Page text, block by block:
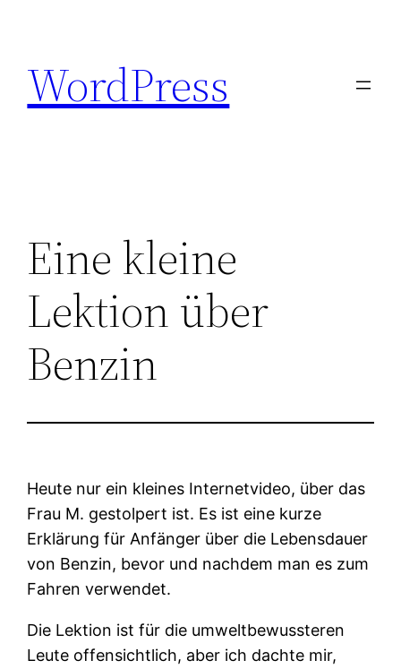
springen
WordPress
Eine kleine
Lektion über
Benzin
Heute nur ein kleines Internetvideo, über das
Frau M. gestolpert ist. Es ist eine kurze
Erklärung für Anfänger über die Lebensdauer
von Benzin, bevor und nachdem man es zum
Fahren verwendet.
Die Lektion ist für die umweltbewussteren
Leute offensichtlich, aber ich dachte mir,